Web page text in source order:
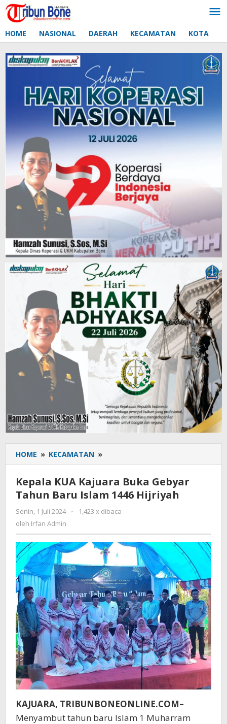
Lewati
ke
HOME NASIONAL DAERAH KECAMATAN KOTA
HOME » KECAMATAN »
KUA
Buka
Gebyar
Tahun
Hijriyah
Kepala KUA Kajuara Buka Gebyar
Tahun Baru Islam 1446 Hijriyah
Senin, 1 Juli 2024
oleh
-
1,423 x dibaca
oleh Irfan Admin
KAJUARA, TRIBUNBONEONLINE.COM–
Menyambut tahun baru Islam 1 Muharram